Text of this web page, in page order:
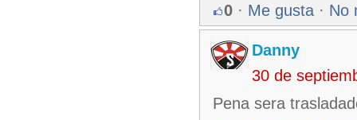
0 · Me gusta · No
Danny
30 de
Pena sera